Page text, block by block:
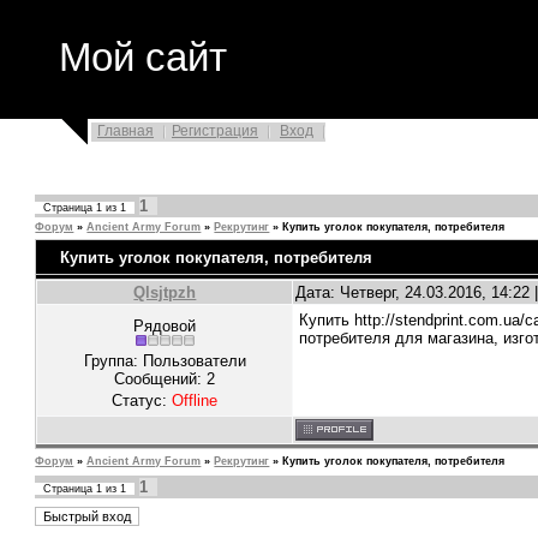
Мой сайт
Главная Регистрация Вход
Страница1 из1 1
Форум » Ancient Army Forum » Рекрутинг » Купить уголок покупателя, потребителя
Купить уголок покупателя, потребителя
Qlsjtpzh
Дата: Четверг, 24.03.2016,
Рядовой
Группа: Пользователи
Сообщений:2
Статус:Offline
Купить http://stendprint.com.ua/
потребителя для магазина,
Форум » Ancient Army Forum » Рекрутинг » Купить уголок покупателя, потребителя
Страница1 из1 1